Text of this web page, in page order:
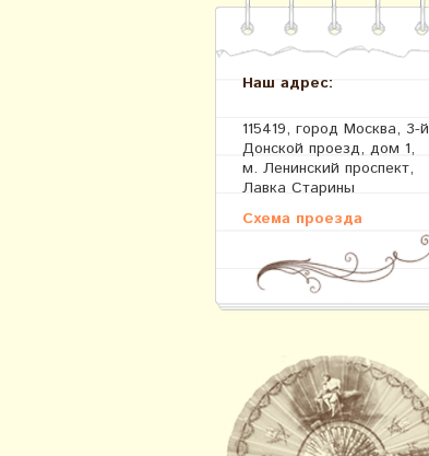
Наш адрес:
115419, город Москва, 3-й
Донской проезд, дом 1,
м. Ленинский проспект,
Лавка Старины
Схема проезда